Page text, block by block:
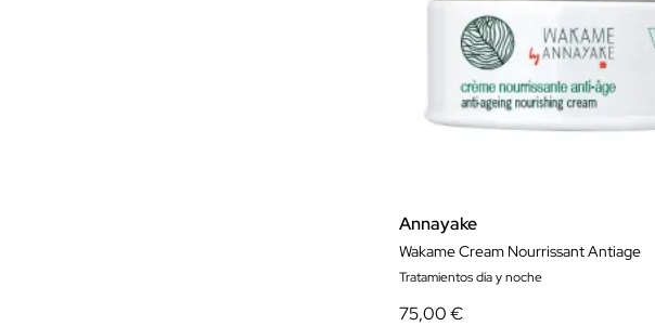
Annayake
Wakame Cream Nourrissant Antiage
Tratamientos día y noche
75,00 €